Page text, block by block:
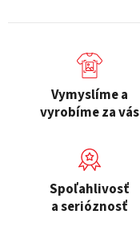
Vymyslíme a
vyrobíme za vás
Spoľahlivosť
a serióznosť